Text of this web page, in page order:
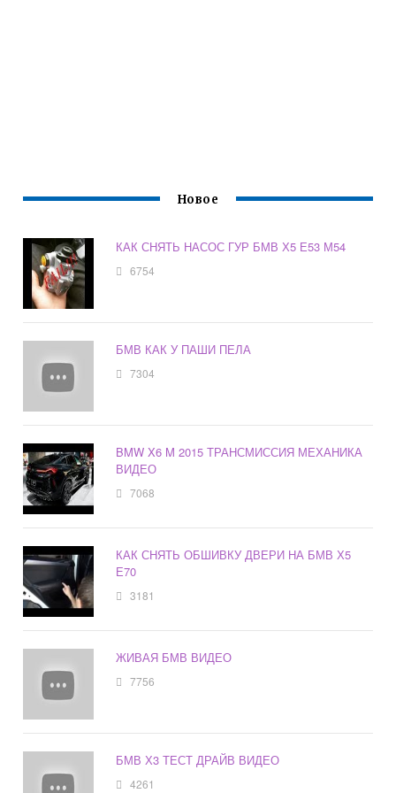
Новое
КАК СНЯТЬ НАСОС ГУР БМВ Х5 Е53 М54
6754
БМВ КАК У ПАШИ ПЕЛА
7304
BMW X6 M 2015 ТРАНСМИССИЯ МЕХАНИКА
ВИДЕО
7068
КАК СНЯТЬ ОБШИВКУ ДВЕРИ НА БМВ Х5
Е70
3181
ЖИВАЯ БМВ ВИДЕО
7756
БМВ Х3 ТЕСТ ДРАЙВ ВИДЕО
4261